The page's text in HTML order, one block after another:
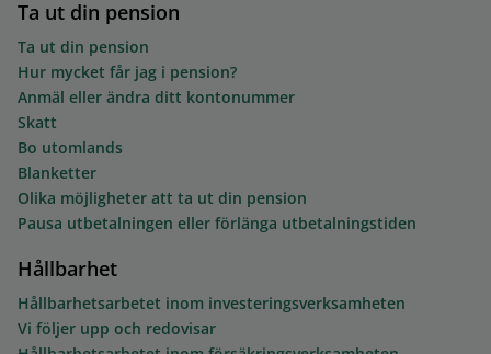
Ta ut din pension
Ta ut din pension
Hur mycket får jag i pension?
Anmäl eller ändra ditt kontonummer
Skatt
Bo utomlands
Blanketter
Olika möjligheter att ta ut din pension
Pausa utbetalningen eller förlänga utbetalningstiden
Hållbarhet
Hållbarhetsarbetet inom investeringsverksamheten
Vi följer upp och redovisar